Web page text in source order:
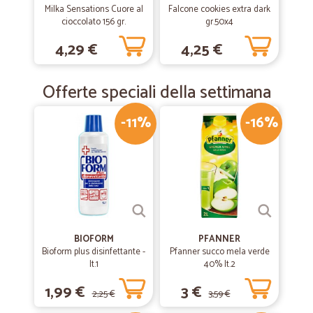
Milka Sensations Cuore al
cioccolato 156 gr.
4,29 €
Falcone cookies extra dark
gr.50x4
4,25 €
Offerte speciali della settimana
-11%
BIOFORM
Bioform plus disinfettante -
lt.1
1,99 € 2,25 €
-16%
PFANNER
Pfanner succo mela verde
40% lt.2
3 € 3,59 €